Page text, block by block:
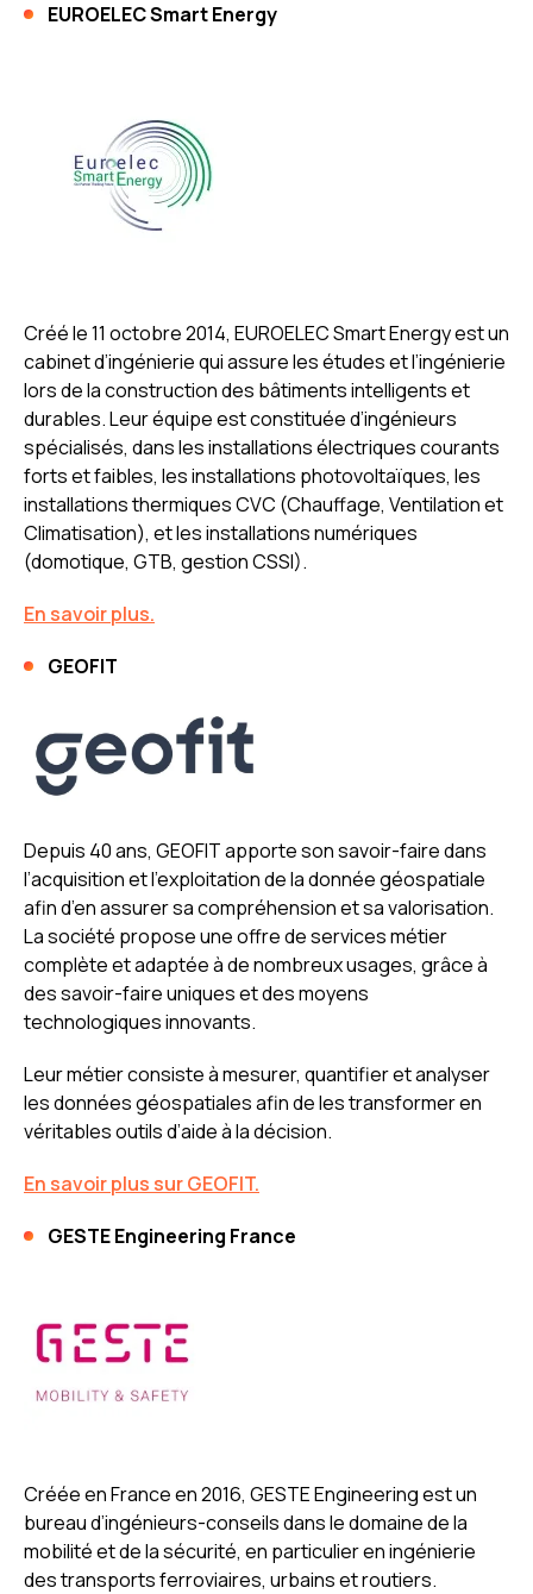
EUROELEC Smart Energy
Créé le 11 octobre 2014, EUROELEC Smart Energy est un
cabinet d’ingénierie qui assure les études et l’ingénierie
lors de la construction des bâtiments intelligents et
durables. Leur équipe est constituée d’ingénieurs
spécialisés, dans les installations électriques courants
forts et faibles, les installations photovoltaïques, les
installations thermiques CVC (Chauffage, Ventilation et
Climatisation), et les installations numériques
(domotique, GTB, gestion CSSI).
En savoir plus.
GEOFIT
Depuis 40 ans, GEOFIT apporte son savoir-faire dans
l’acquisition et l’exploitation de la donnée géospatiale
afin d’en assurer sa compréhension et sa valorisation.
La société propose une offre de services métier
complète et adaptée à de nombreux usages, grâce à
des savoir-faire uniques et des moyens
technologiques innovants.
Leur métier consiste à mesurer, quantifier et analyser
les données géospatiales afin de les transformer en
véritables outils d’aide à la décision.
En savoir plus sur GEOFIT.
GESTE Engineering France
Créée en France en 2016, GESTE Engineering est un
bureau d’ingénieurs-conseils dans le domaine de la
mobilité et de la sécurité, en particulier en ingénierie
des transports ferroviaires, urbains et routiers.